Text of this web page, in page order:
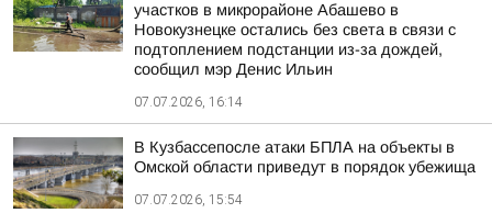
участков в микрорайоне Абашево в
Новокузнецке остались без света в связи с
подтоплением подстанции из-за дождей,
сообщил мэр Денис Ильин
07.07.2026, 16:14
В Кузбассепосле атаки БПЛА на объекты в
Омской области приведут в порядок убежища
07.07.2026, 15:54